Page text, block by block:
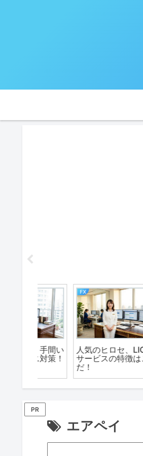
WordPressテーマ
WordPress有料テーマ
の【OPENCAGE（オー
プンケージ）】
PR
エアペイ